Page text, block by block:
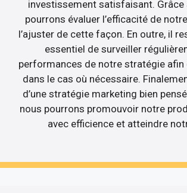
investissement satisfaisant. Grâce
pourrons évaluer l’efficacité de
l’ajuster de cette façon. En outre, il
essentiel de surveiller
performances de notre stratégie
dans le cas où nécessaire.
d’une stratégie marketing bien
nous pourrons promouvoir notre
avec efficience et atteindre